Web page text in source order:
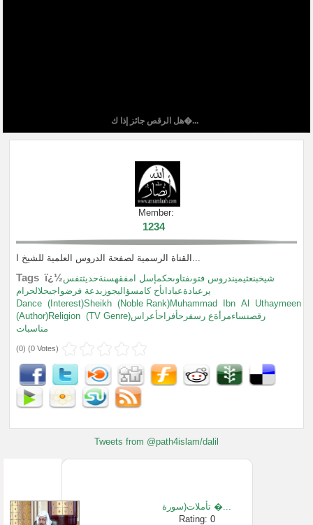
هل الرقص جائز إذا ك�...
Member:
1234
القناة الرسمية لصفحة الدروس العلمية للشيخ ا...
Tags ï¿½شيخبنعثيميندروس فتوىفتاوىحكمإسل امفقهسنةحديثتفس
يرعبادةعباداتأح كامسؤاليجوزبدعة فرضواجبحلالحرام
Dance (Interest)Sheikh (Noble Rank)Muhammad Ibn Al
Uthaymeen
(Author)Religion (TV Genre)رقصنساءمرأةع رسفرحأفراحأعراس
مناسبات
(0) (0 Votes)
Tweets from @path4islam/dalil
تأملات(سورة �...
Rating: 0